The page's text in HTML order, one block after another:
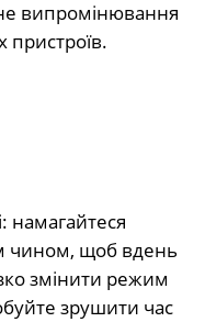
випромінювання
пристроїв.
намагайтеся
чином, щоб вдень
змінити режим
зрушити час